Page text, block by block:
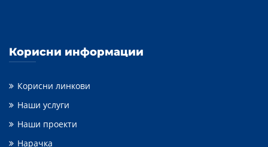
Корисни информации
Корисни линкови
Наши услуги
Наши проекти
Нарачка